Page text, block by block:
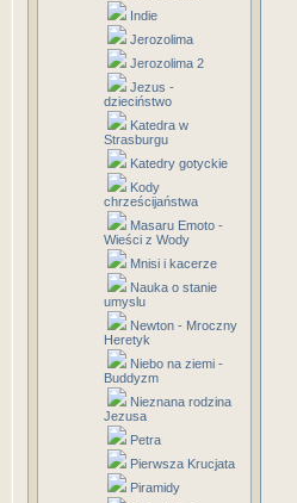
Indie
Jerozolima
Jerozolima 2
Jezus -
dzieciństwo
Katedra w
Strasburgu
Katedry gotyckie
Kody
chrześcijaństwa
Masaru Emoto -
Wieści z Wody
Mnisi i kacerze
Nauka o stanie
umyslu
Newton - Mroczny
Heretyk
Niebo na ziemi -
Buddyzm
Nieznana rodzina
Jezusa
Petra
Pierwsza Krucjata
Piramidy